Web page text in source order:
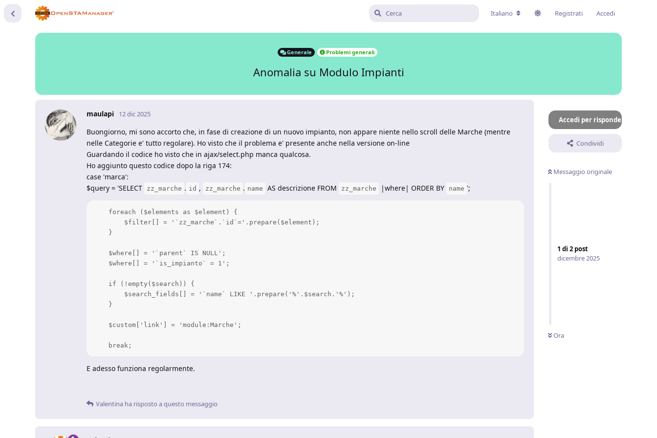
Italiano Registrati Accedi
Generale Problemi generali
Anomalia su Modulo Impianti
Accedi per rispondere
Condividi
Messaggio originale
1 di 2 post
dicembre 2025
Ora
maulapi 12 dic 2025
Buongiorno, mi sono accorto che, in fase di creazione di un nuovo impianto, non appare niente nello scroll delle Marche (mentre
nelle Categorie e' tutto regolare). Ho visto che il problema e' presente anche nella versione on-line
Guardando il codice ho visto che in ajax/select.php manca qualcosa.
Ho aggiunto questo codice dopo la riga 174:
case 'marca':
$query = 'SELECT
zz_marche . id , zz_marche . name AS descrizione FROM zz_marche |where| ORDER BY name ';
    foreach ($elements as $element) {
        $filter[] = '`zz_marche`.`id`='.prepare($element);
    }
    $where[] = '`parent` IS NULL';
    $where[] = '`is_impianto` = 1';
    if (!empty($search)) {
        $search_fields[] = '`name` LIKE '.prepare('%'.$search.'%');
    }
    $custom['link'] = 'module:Marche';
    break;
E adesso funziona regolarmente.
Valentina ha risposto a questo messaggio